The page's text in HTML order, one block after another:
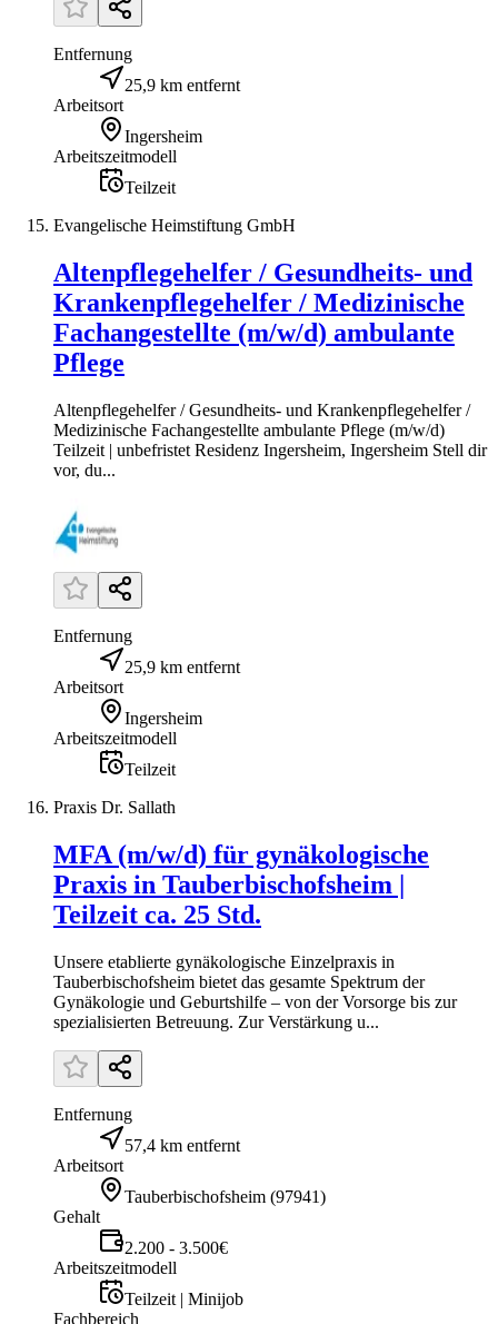
Entfernung
25,9 km entfernt
Arbeitsort
Ingersheim
Arbeitszeitmodell
Teilzeit
Evangelische Heimstiftung GmbH
Altenpflegehelfer / Gesundheits- und
Krankenpflegehelfer / Medizinische
Fachangestellte (m/w/d) ambulante
Pflege
Altenpflegehelfer / Gesundheits- und Krankenpflegehelfer /
Medizinische Fachangestellte ambulante Pflege (m/w/d)
Teilzeit | unbefristet Residenz Ingersheim, Ingersheim Stell dir
vor, du...
Entfernung
25,9 km entfernt
Arbeitsort
Ingersheim
Arbeitszeitmodell
Teilzeit
Praxis Dr. Sallath
MFA (m/w/d) für gynäkologische
Praxis in Tauberbischofsheim |
Teilzeit ca. 25 Std.
Unsere etablierte gynäkologische Einzelpraxis in
Tauberbischofsheim bietet das gesamte Spektrum der
Gynäkologie und Geburtshilfe – von der Vorsorge bis zur
spezialisierten Betreuung. Zur Verstärkung u...
Entfernung
57,4 km entfernt
Arbeitsort
Tauberbischofsheim (97941)
Gehalt
2.200 - 3.500€
Arbeitszeitmodell
Teilzeit | Minijob
Fachbereich